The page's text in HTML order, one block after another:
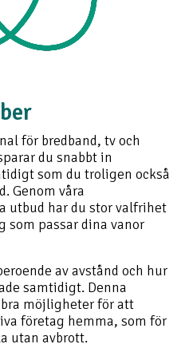
för bredband, tv och
du snabbt in
som du troligen också
Genom våra
utbud har du stor valfrihet
som passar dina vanor
av avstånd och hur
samtidigt. Denna
möjligheter för att
företag hemma, som för
utan avbrott.